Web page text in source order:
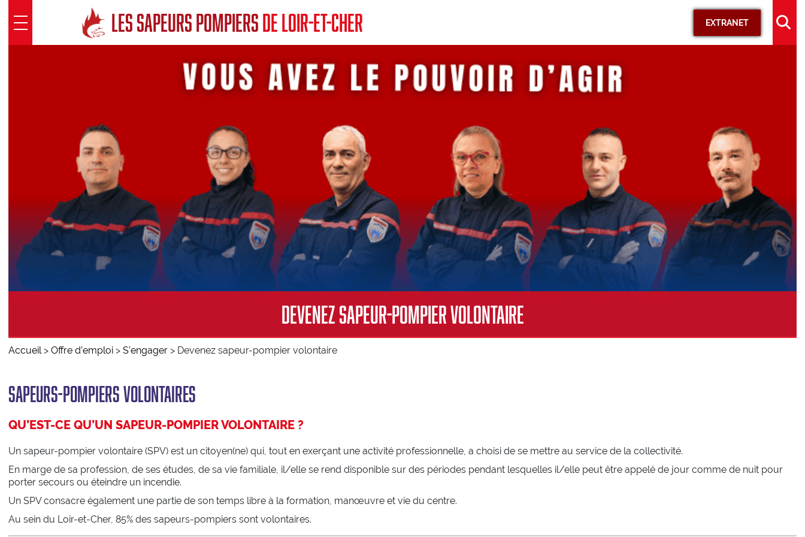
LES SAPEURS POMPIERSDE LOIR-ET-CHER EXTRANET
Sous Direction Santé
Groupements territoriaux
Pôle opérationnel
Pôle fonctionnel
INFORMATION
Marchés publics
Défense Extérieure Contre l’Incendie (DECI)
Accessibilité des véhicules d’incendie et de secours
Conventions et label employeur
KIOSQUE
Supports de communication
Délibérations et commissions
SAUVER
Incendies
Intoxications
Chutes
Noyades
SE FORMER
Centre de formation d’incendie et de secours
Référentiels internes d’organisation de la formation
ENASIS
Activités physiques et sportives
Prévention et secours civique
S’ENGAGER
Devenez sapeur-pompier volontaire
Devenez sapeur-pompier professionnel
Devenez sapeur-pompier volontaire
Accueil> Offre d’emploi > S’engager > Devenez sapeur-pompier volontaire
Sapeurs-pompiers volontaires
QU’EST-CE QU’UN SAPEUR-POMPIER VOLONTAIRE ?
Un sapeur-pompier volontaire (SPV) est un citoyen(ne) qui, tout en exerçant une activité professionnelle, a choisi de se mettre au service de la collectivité.
En marge de sa profession, de ses études, de sa vie familiale, il/elle se rend disponible sur des périodes pendant lesquelles il/elle peut être appelé de jour comme de nuit pour
porter secours ou éteindre un incendie.
Un SPV consacre également une partie de son temps libre à la formation, manœuvre et vie du centre.
Au sein du Loir-et-Cher, 85% des sapeurs-pompiers sont volontaires.